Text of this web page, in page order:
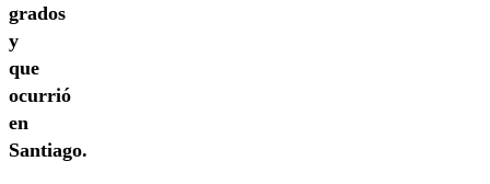
grados
y
que
ocurrió
en
Santiago.